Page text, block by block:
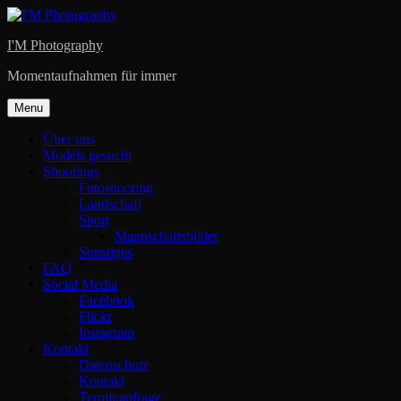
Skip
content
I'M Photography
Momentaufnahmen für immer
Menu
Über uns
Models gesucht
Shootings
Fotoshooting
Landschaft
Sport
Mannschaftsbilder
Sonstiges
FAQ
Social Media
Facebook
Flickr
Instagram
Kontakt
Datenschutz
Kontakt
Terminanfrage